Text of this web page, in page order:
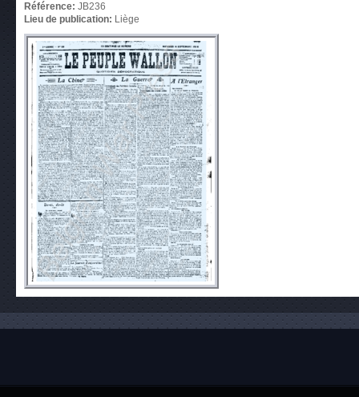
Référence: JB236
Lieu de publication: Liège